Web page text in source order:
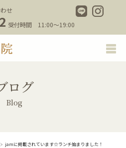
せ
受付時間 11:00～19:00
ログ
Blog
jamに掲載されています☆ランチ始まりました！